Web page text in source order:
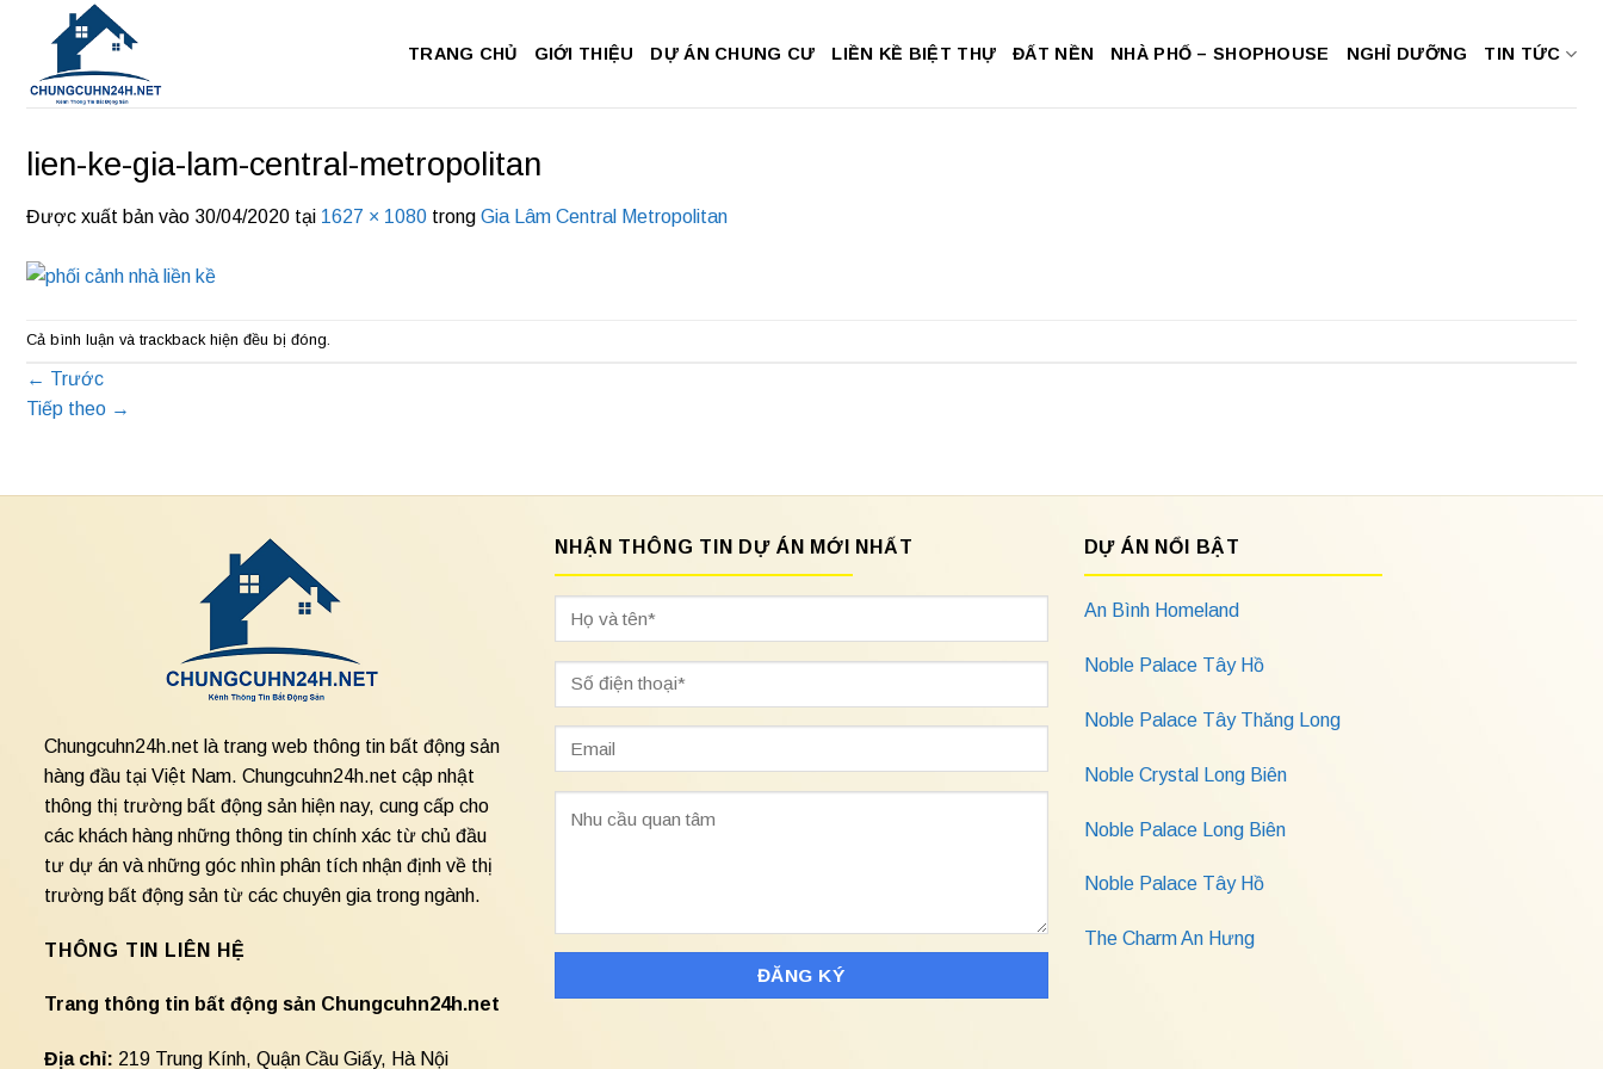
dung
TRANG CHỦ GIỚI THIỆU DỰ ÁN CHUNG CƯ LIỀN KỀ BIỆT THỰ ĐẤT NỀN NHÀ PHỐ – SHOPHOUSE NGHỈ DƯỠNG TIN TỨC
lien-ke-gia-lam-central-metropolitan
Được xuất bản vào 30/04/2020 tại 1627 × 1080 trong Gia Lâm Central Metropolitan
Cả bình luận và trackback hiện đều bị đóng.
← Trước
Tiếp theo →
Chungcuhn24h.net là trang web thông tin bất động sản
hàng đầu tại Việt Nam. Chungcuhn24h.net cập nhật
thông thị trường bất động sản hiện nay, cung cấp cho
các khách hàng những thông tin chính xác từ chủ đầu
tư dự án và những góc nhìn phân tích nhận định về thị
trường bất động sản từ các chuyên gia trong ngành.
THÔNG TIN LIÊN HỆ
Trang thông tin bất động sản Chungcuhn24h.net
Địa chỉ: 219 Trung Kính, Quận Cầu Giấy, Hà Nội
NHẬN THÔNG TIN DỰ ÁN MỚI NHẤT DỰ ÁN NỔI BẬT
An Bình Homeland
Noble Palace Tây Hồ
Noble Palace Tây Thăng Long
Noble Crystal Long Biên
Noble Palace Long Biên
Noble Palace Tây Hồ
The Charm An Hưng